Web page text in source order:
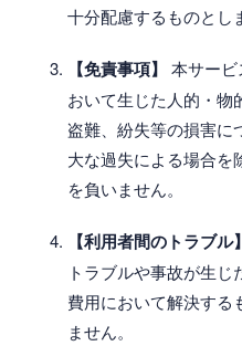
十分配慮するものとし
【免責事項】 本サー
おいて生じた人的・物
盗難、紛失等の損害に
大な過失による場合を
を負いません。
【利用者間のトラブル】
トラブルや事故が生
費用において解決する
ません。